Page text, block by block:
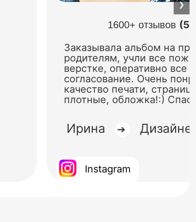
1600+ отзывов
Заказывала альбом на
родителям, учли все
верстке, оперативно все
согласование. Очень
качество печати,
плотные, обложка!:)
Ирина ➔
Instagram
❯